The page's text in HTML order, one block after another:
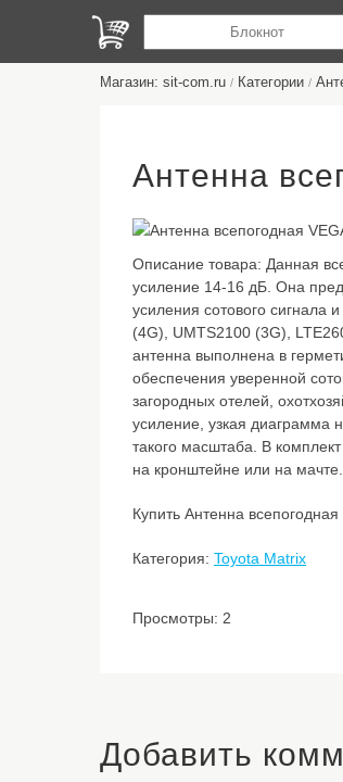
Магазин: sit-com.ru / Категории /
Антенна
Описание товара: Данная
усиление 14-16 дБ. Она
усиления сотового сигнала
(4G), UMTS2100 (3G),
антенна выполнена в
обеспечения уверенной
загородных отелей,
усиление, узкая диаграмма
такого масштаба. В
на кронштейне или на мачте.
Купить Антенна
Категория: Toyota Matrix
Просмотры: 2
Добавить